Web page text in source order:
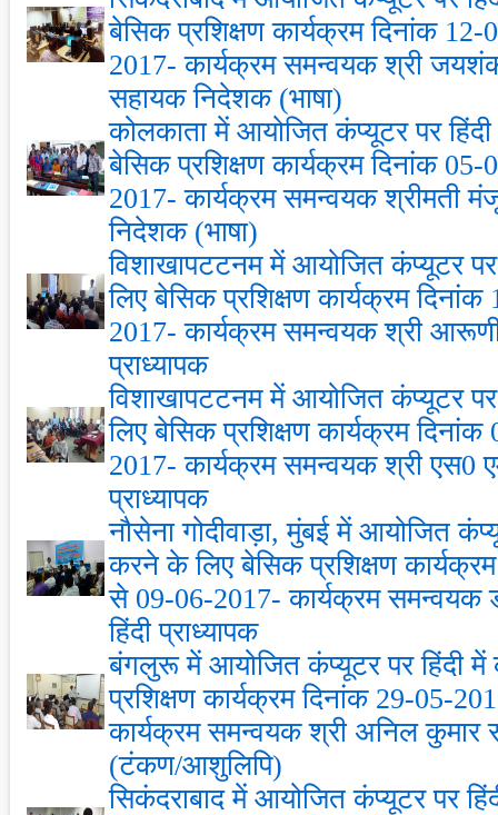
बेसिक प्रशिक्षण कार्यक्रम दिनांक
2017- कार्यक्रम समन्‍वयक श्री
सहायक निदेशक (भाषा)
कोलकाता में आयोजित कंप्‍यूटर पर
बेसिक प्रशिक्षण कार्यक्रम दिनांक
2017- कार्यक्रम समन्‍वयक श्रीमती
निदेशक (भाषा)
विशाखापटटनम में आयोजित कंप्‍यूटर
लिए बेसिक प्रशिक्षण कार्यक्रम
2017- कार्यक्रम समन्‍वयक श्री आरूणी
प्राध्‍यापक
विशाखापटटनम में आयोजित कंप्‍यूटर
लिए बेसिक प्रशिक्षण कार्यक्रम
2017- कार्यक्रम समन्‍वयक श्री एस0
प्राध्‍यापक
नौसेना गोदीवाड़ा, मुंबई में आयोजित
करने के लिए बेसिक प्रशिक्षण
से 09-06-2017- कार्यक्रम समन्‍वयक
हिंदी प्राध्‍यापक
बंगलुरू में आयोजित कंप्‍यूटर पर हिंदी
प्रशिक्षण कार्यक्रम दिनांक 29-05-
कार्यक्रम समन्‍वयक श्री अनिल
(टंकण/आशुलिपि)
सिकंदराबाद में आयोजित कंप्‍यूटर पर